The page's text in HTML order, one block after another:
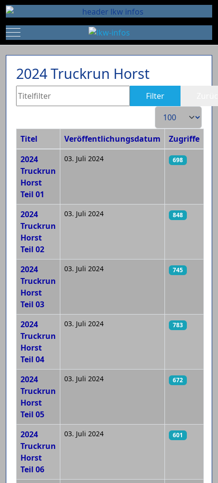
Mobile Menu Toggle
2024 Truckrun Horst
Titelfilter Filter
Anzeige #
Beiträge
Titel Veröffentlichungsdatum
Zugriffe
2024
Truckrun
Horst
Teil 01
03. Juli 2024 698
2024
Truckrun
Horst
Teil 02
03. Juli 2024 848
2024
Truckrun
Horst
Teil 03
03. Juli 2024 745
2024
Truckrun
Horst
Teil 04
03. Juli 2024 783
2024
Truckrun
Horst
Teil 05
03. Juli 2024 672
2024
Truckrun
Horst
Teil 06
03. Juli 2024 601